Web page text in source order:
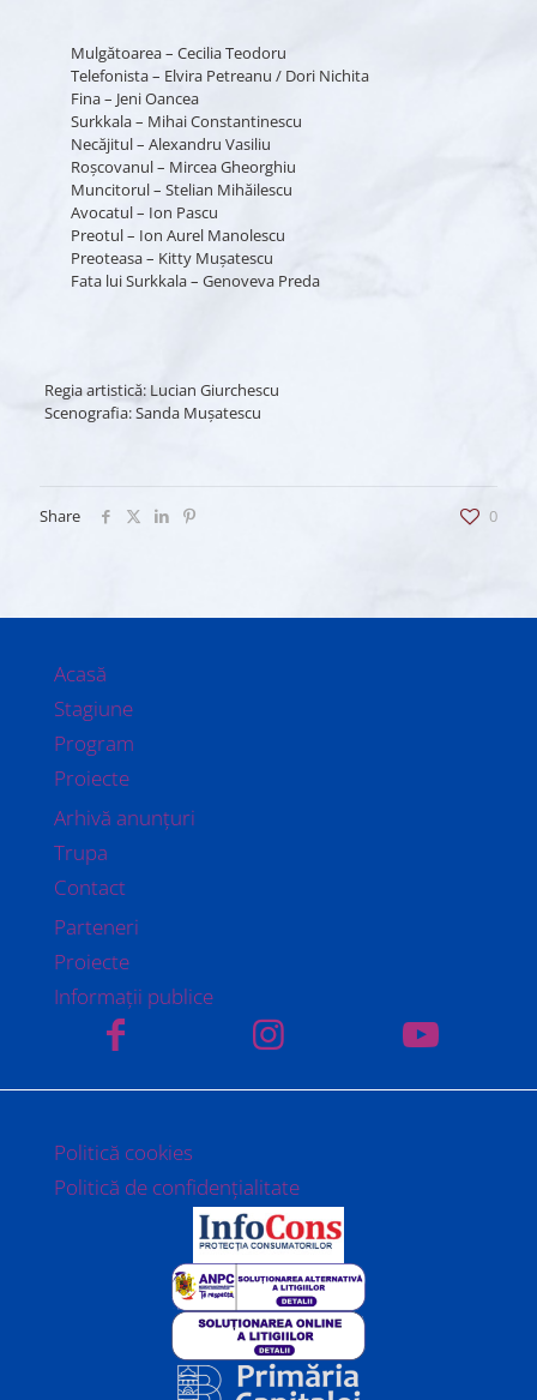
Mulgătoarea – Cecilia Teodoru
Telefonista – Elvira Petreanu / Dori Nichita
Fina – Jeni Oancea
Surkkala – Mihai Constantinescu
Necăjitul – Alexandru Vasiliu
Roşcovanul – Mircea Gheorghiu
Muncitorul – Stelian Mihăilescu
Avocatul – Ion Pascu
Preotul – Ion Aurel Manolescu
Preoteasa – Kitty Muşatescu
Fata lui Surkkala – Genoveva Preda
Regia artistică: Lucian Giurchescu
Scenografia: Sanda Muşatescu
Share 0
Acasă
Stagiune
Program
Proiecte
Arhivă anunțuri
Trupa
Contact
Parteneri
Proiecte
Informații publice
Politică cookies
Politică de confidențialitate